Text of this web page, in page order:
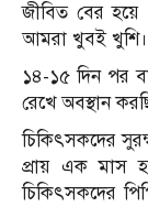
জীবিত বের হয়ে
আমরা খুবই
১৪-১৫ দিন পর
রেখে অবস্থান
চিকিৎসকদের
প্রায় এক মাস
চিকিৎসকদের